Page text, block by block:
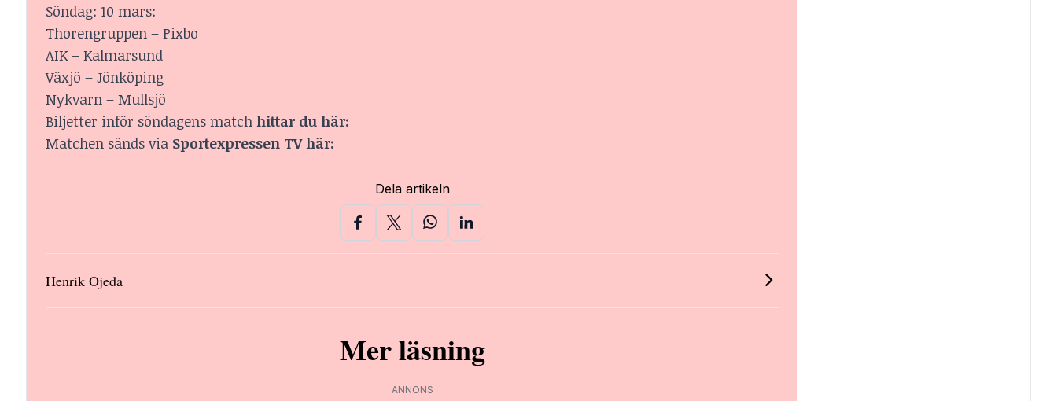
Söndag: 10 mars:
Thorengruppen – Pixbo
AIK – Kalmarsund
Växjö – Jönköping
Nykvarn – Mullsjö
Biljetter inför söndagens match hittar du här:
Matchen sänds via Sportexpressen TV här:
Dela artikeln
Henrik Ojeda
Mer läsning
ANNONS